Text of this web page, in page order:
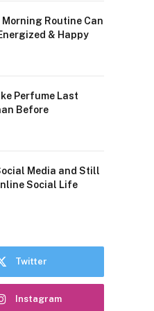
Routine Can
& Happy
Perfume Last
Before
Media and Still
Social Life
Twitter
Instagram